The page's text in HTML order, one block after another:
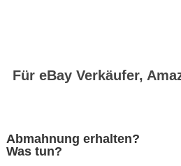
Für eBay Verkäufer,
Abmahnung erhalten?
Was tun?